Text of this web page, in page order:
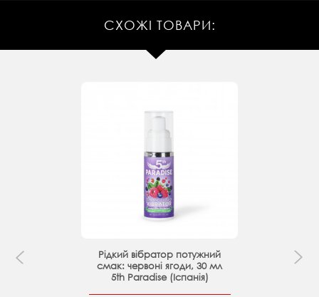
СХОЖІ ТОВАРИ:
Рідкий вібратор потужний
смак: червоні ягоди, 30 мл
5th Paradise (Іспанія)